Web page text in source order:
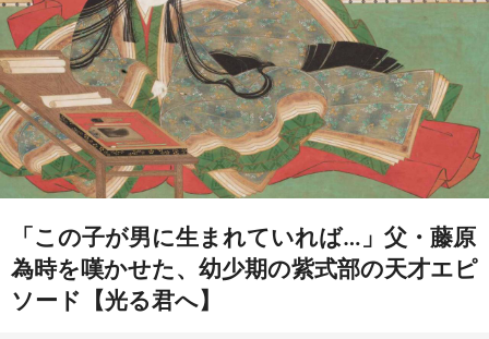
「この子が男に生まれていれば…」父・藤原
為時を嘆かせた、幼少期の紫式部の天才エピ
ソード【光る君へ】